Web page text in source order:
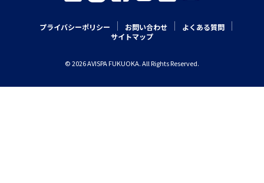
プライバシーポリシー お問い合わせ
よくある質問
サイトマップ
© 2026 AVISPA FUKUOKA. All Rights Reserved.